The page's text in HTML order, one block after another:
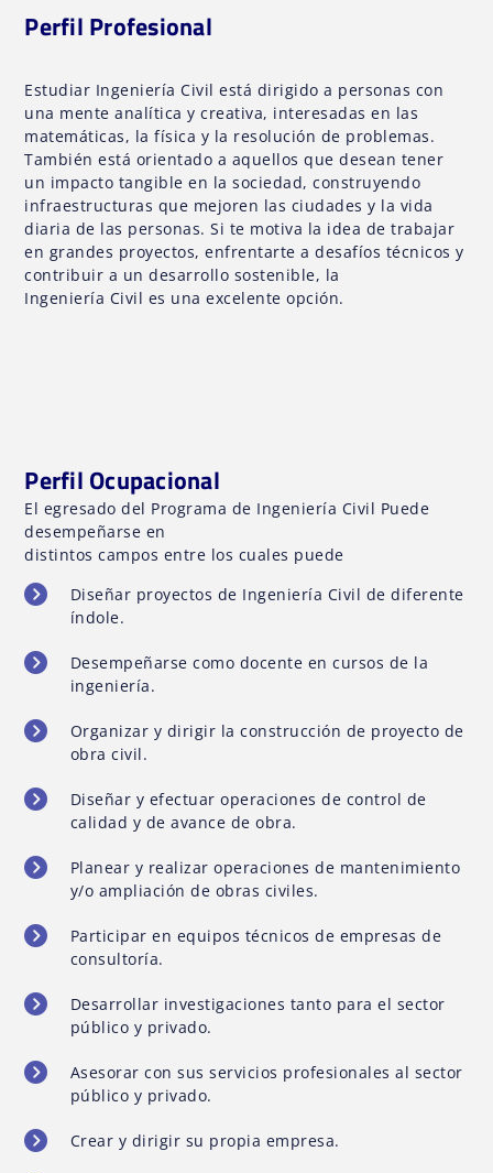
Perfil Profesional
Estudiar Ingeniería Civil está dirigido a personas con
una mente analítica y creativa, interesadas en las
matemáticas, la física y la resolución de problemas.
También está orientado a aquellos que desean tener
un impacto tangible en la sociedad, construyendo
infraestructuras que mejoren las ciudades y la vida
diaria de las personas. Si te motiva la idea de trabajar
en grandes proyectos, enfrentarte a desafíos técnicos y
contribuir a un desarrollo sostenible, la
Ingeniería Civil es una excelente opción.
Perfil Ocupacional
El egresado del Programa de Ingeniería Civil Puede
desempeñarse en
distintos campos entre los cuales puede
Diseñar proyectos de Ingeniería Civil de diferente
índole.
Desempeñarse como docente en cursos de la
ingeniería.
Organizar y dirigir la construcción de proyecto de
obra civil.
Diseñar y efectuar operaciones de control de
calidad y de avance de obra.
Planear y realizar operaciones de mantenimiento
y/o ampliación de obras civiles.
Participar en equipos técnicos de empresas de
consultoría.
Desarrollar investigaciones tanto para el sector
público y privado.
Asesorar con sus servicios profesionales al sector
público y privado.
Crear y dirigir su propia empresa.